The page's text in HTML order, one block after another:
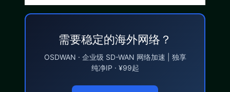
需要稳定的海外网络？
OSDWAN · 企业级 SD-WAN 网络加速 | 独享
纯净IP · ¥99起